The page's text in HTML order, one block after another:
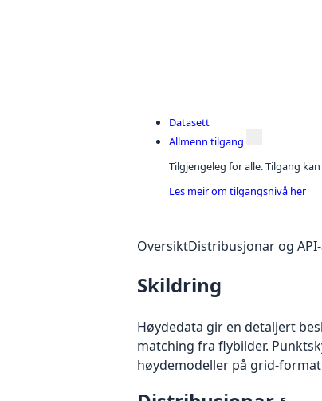
Datasett
Allmenn tilgang
Tilgjengeleg for alle. Tilgang
Les meir om tilgangsnivå her
OversiktDistribusjonar og
Skildring
Høydedata gir en detaljert
matching fra flybilder.
høydemodeller på grid-